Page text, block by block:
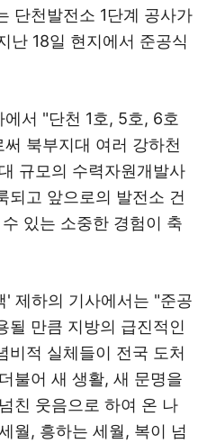
단천발전소 1단계 공사가
난 18일 현지에서 준공식
서 "단천 1호, 5호, 6호
북부지대 여러 강하천
규모의 수력자원개발사
되고 앞으로의 발전소 건
있는 소중한 경험이 축
제하의 기사에서는 "준공
될 만큼 지방의 급진적인
비적 실체들이 전국 도처
불어 새 생활, 새 문명을
친 웃음으로 하여 온 나
월, 흥하는 세월, 복이 넘